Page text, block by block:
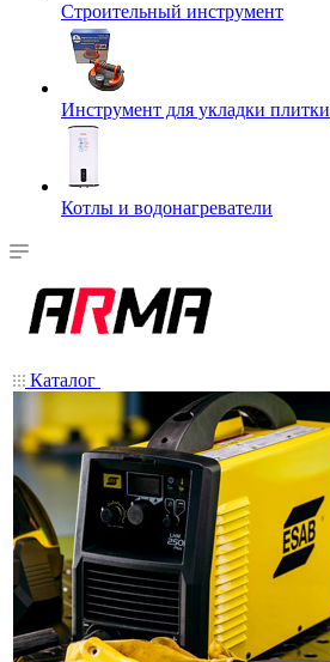
Строительный инструмент
Инструмент для укладки плитки
Котлы и водонагреватели
Каталог